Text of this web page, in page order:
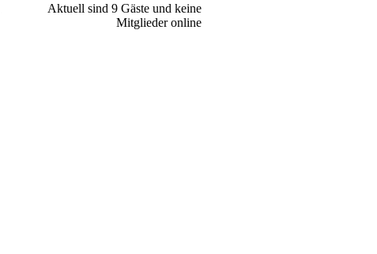
Aktuell sind 9 Gäste und keine
Mitglieder online